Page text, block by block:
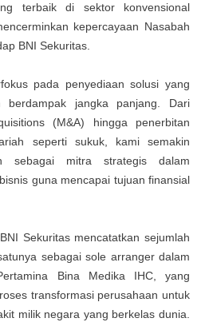
terbaik di sektor konvensional
kepercayaan Nasabah
BNI Sekuritas.
pada penyediaan solusi yang
jangka panjang. Dari
(M&A) hingga penerbitan
seperti sukuk, kami semakin
sebagai mitra strategis dalam
guna mencapai tujuan finansial
Sekuritas mencatatkan sejumlah
sebagai sole arranger dalam
Bina Medika IHC, yang
transformasi perusahaan untuk
milik negara yang berkelas dunia.